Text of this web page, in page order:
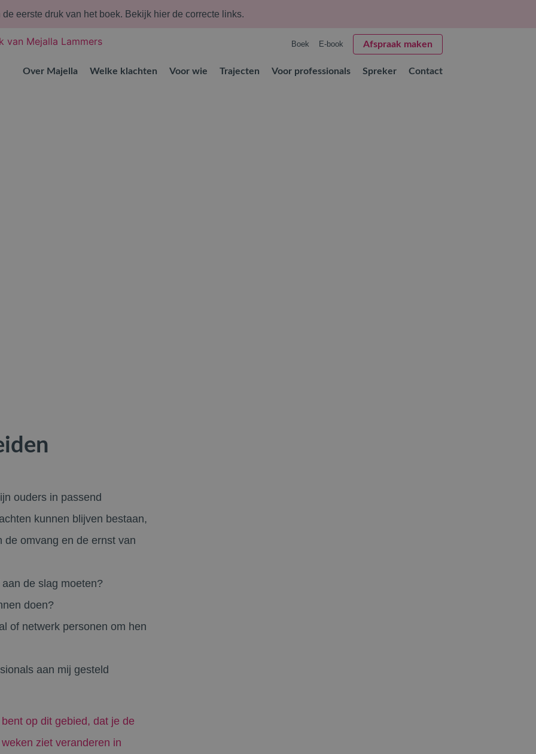
eerste druk van het boek. Bekijk hier de correcte links.
Boek E-book Afspraak maken
Over Majella Welke klachten Voor wie Trajecten Voor professionals Spreker Contact
ouders in passend
kunnen blijven bestaan,
omvang en de ernst van
de slag moeten?
doen?
of netwerk personen om hen
aan mij gesteld
op dit gebied, dat je de
ziet veranderen in